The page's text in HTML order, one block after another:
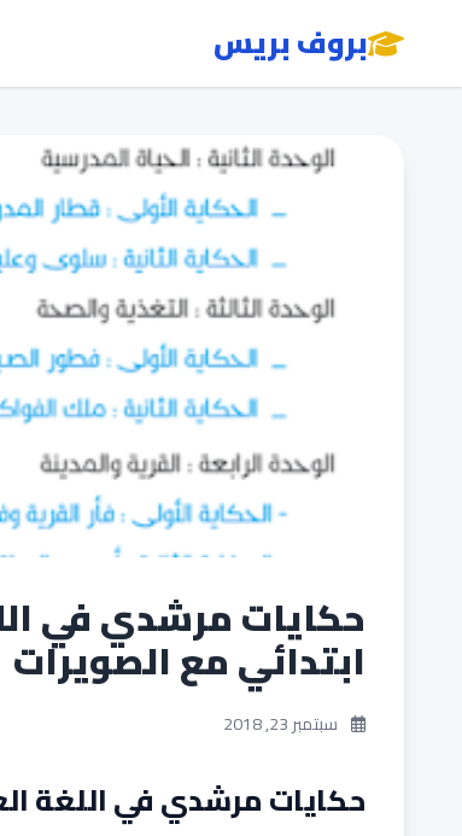
بروف بريس
حكايات مرشدي في
ابتدائي مع الصويرات
سبتمبر 23, 2018
حكايات مرشدي في اللغة